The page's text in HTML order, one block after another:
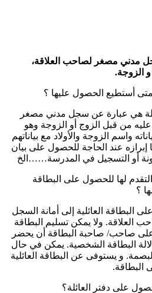
مدني مصغر لصاحب العلاقة،
الزوجة.
أستطيع الحصول عليها ؟
هي عبارة عن سجل مدني مصغر
من قبل الزوج أو الزوجة وهو
واسم الزوجة والأولاد مع بياناتهم
إبرازه عند الحاجة للحصول على بيان
أو التسجيل في المدرسة……الخ
لها للحصول على البطاقة
؟
البطاقة العائلية إلى أمانة السجل
العلاقة. ولا يمكن تسليم البطاقة
وعلى صاحب/ صاحبة البطاقة أن يحضر
البطاقة الشخصية. يمكن في حال
و يستوفى عن البطاقة العائلية
البطاقة.
على دفتر العائلة؟